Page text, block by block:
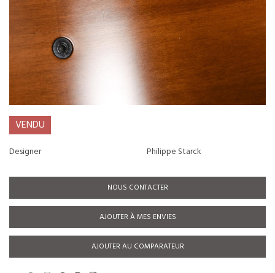
VENDU
Designer Philippe Starck
NOUS CONTACTER
AJOUTER À MES ENVIES
AJOUTER AU COMPARATEUR